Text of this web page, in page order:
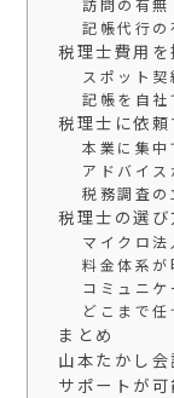
訪問の有無
記帳代行の
税理士費用
スポット契
記帳を自社
税理士に依
本業に集中
アドバイス
税務調査の
税理士の選び
マイクロ
料金体系が
コミュニケ
どこまで
まとめ
山本たかし
サポートが可